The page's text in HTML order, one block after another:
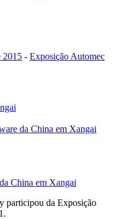
2015 - Exposição Automec
da China em Xangai
China em Xangai
participou da Exposição